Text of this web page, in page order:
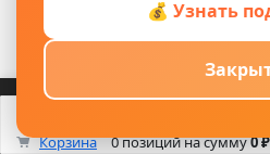
💰 Узнать
Блог
Каталог
Корзина 0 позицийна сумму0 ₽
Каталог